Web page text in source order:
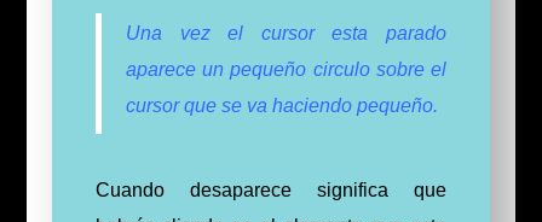
Una vez el cursor esta parado
aparece un pequeño circulo sobre el
cursor que se va haciendo pequeño.
Cuando desaparece significa que